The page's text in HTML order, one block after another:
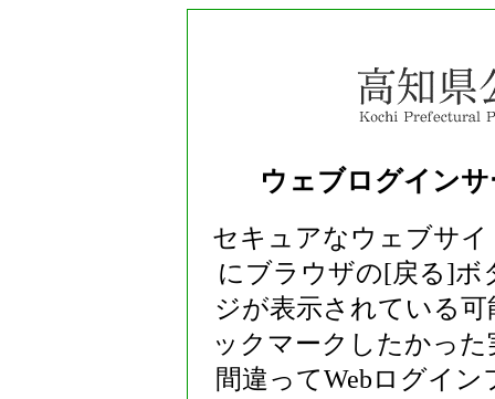
ウェブログイン
セキュアなウェブサ
にブラウザの[戻る]ボ
ジが表示されている
ックマークしたかっ
間違ってWebログイ